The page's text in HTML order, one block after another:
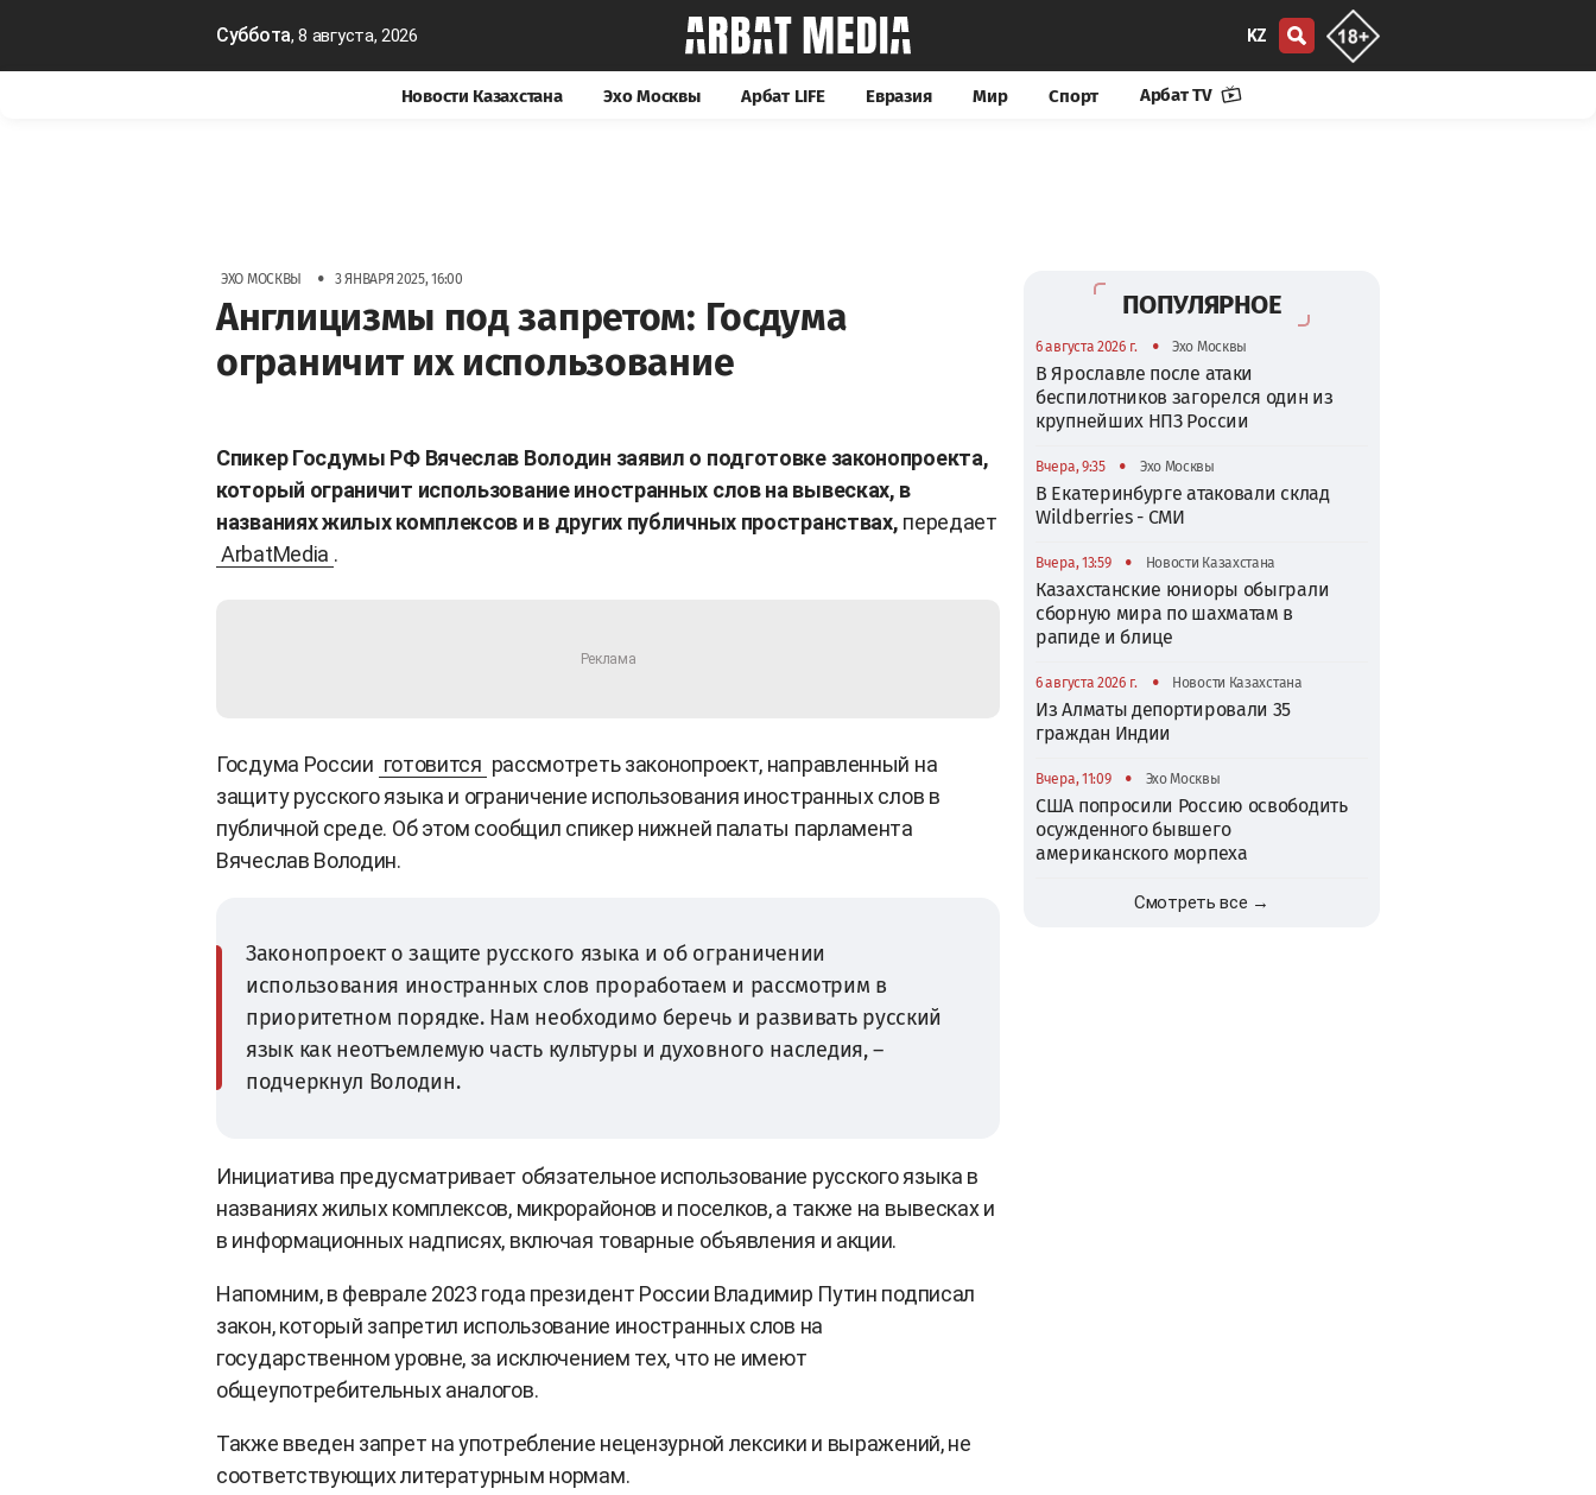
Суббота, 8 августа, 2026 KZ
Новости Казахстана Эхо Москвы Арбат LIFE Евразия Мир Спорт Арбат TV
ЭХО МОСКВЫ • 3 ЯНВАРЯ 2025, 16:00
Англицизмы под запретом: Госдума
ограничит их использование
Спикер Госдумы РФ Вячеслав Володин заявил о подготовке законопроекта,
который ограничит использование иностранных слов на вывесках, в
названиях жилых комплексов и в других публичных пространствах, передает
ArbatMedia .
Госдума России готовится рассмотреть законопроект, направленный на
защиту русского языка и ограничение использования иностранных слов в
публичной среде. Об этом сообщил спикер нижней палаты парламента
Вячеслав Володин.
Законопроект о защите русского языка и об ограничении
использования иностранных слов проработаем и рассмотрим в
приоритетном порядке. Нам необходимо беречь и развивать русский
язык как неотъемлемую часть культуры и духовного наследия, –
подчеркнул Володин.
Инициатива предусматривает обязательное использование русского языка в
названиях жилых комплексов, микрорайонов и поселков, а также на вывесках и
в информационных надписях, включая товарные объявления и акции.
Напомним, в феврале 2023 года президент России Владимир Путин подписал
закон, который запретил использование иностранных слов на
государственном уровне, за исключением тех, что не имеют
общеупотребительных аналогов.
Также введен запрет на употребление нецензурной лексики и выражений, не
соответствующих литературным нормам.
ПОПУЛЯРНОЕ
6 августа 2026 г. • Эхо Москвы
В Ярославле после атаки
беспилотников загорелся один из
крупнейших НПЗ России
Вчера, 9:35 • Эхо Москвы
В Екатеринбурге атаковали склад
Wildberries - СМИ
Вчера, 13:59 • Новости Казахстана
Казахстанские юниоры обыграли
сборную мира по шахматам в
рапиде и блице
6 августа 2026 г. • Новости Казахстана
Из Алматы депортировали 35
граждан Индии
Вчера, 11:09 • Эхо Москвы
США попросили Россию освободить
осужденного бывшего
американского морпеха
Смотреть все →